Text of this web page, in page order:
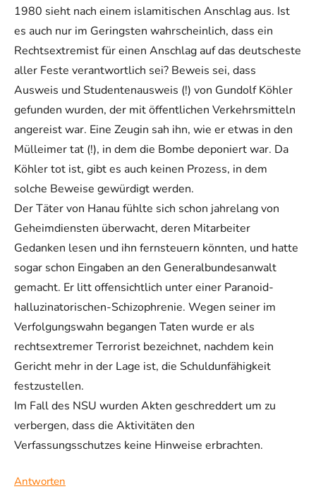
1980 sieht nach einem islamitischen Anschlag aus. Ist
es auch nur im Geringsten wahrscheinlich, dass ein
Rechtsextremist für einen Anschlag auf das deutscheste
aller Feste verantwortlich sei? Beweis sei, dass
Ausweis und Studentenausweis (!) von Gundolf Köhler
gefunden wurden, der mit öffentlichen Verkehrsmitteln
angereist war. Eine Zeugin sah ihn, wie er etwas in den
Mülleimer tat (!), in dem die Bombe deponiert war. Da
Köhler tot ist, gibt es auch keinen Prozess, in dem
solche Beweise gewürdigt werden.
Der Täter von Hanau fühlte sich schon jahrelang von
Geheimdiensten überwacht, deren Mitarbeiter
Gedanken lesen und ihn fernsteuern könnten, und hatte
sogar schon Eingaben an den Generalbundesanwalt
gemacht. Er litt offensichtlich unter einer Paranoid-
halluzinatorischen-Schizophrenie. Wegen seiner im
Verfolgungswahn begangen Taten wurde er als
rechtsextremer Terrorist bezeichnet, nachdem kein
Gericht mehr in der Lage ist, die Schuldunfähigkeit
festzustellen.
Im Fall des NSU wurden Akten geschreddert um zu
verbergen, dass die Aktivitäten den
Verfassungsschutzes keine Hinweise erbrachten.
Antworten